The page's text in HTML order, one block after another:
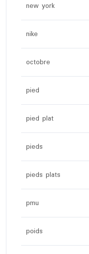
new york
nike
octobre
pied
pied plat
pieds
pieds plats
pmu
poids